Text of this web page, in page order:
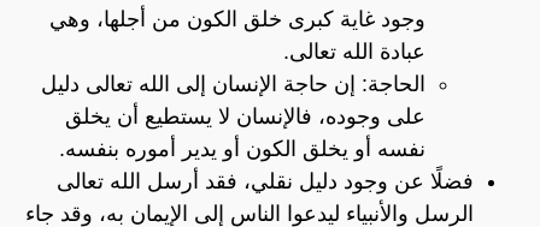
وجود غاية كبرى خلق الكون من أجلها، وهي
عبادة الله تعالى.
الحاجة: إن حاجة الإنسان إلى الله تعالى دليل
على وجوده، فالإنسان لا يستطيع أن يخلق
نفسه أو يخلق الكون أو يدير أموره بنفسه.
فضلًا عن وجود دليل نقلي، فقد أرسل الله تعالى
الرسل والأنبياء ليدعوا الناس إلى الإيمان به، وقد جاء